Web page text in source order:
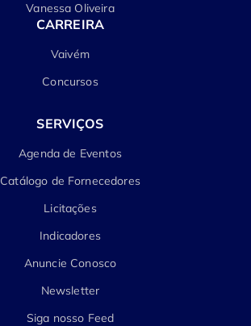
Vanessa Oliveira
CARREIRA
Vaivém
Concursos
SERVIÇOS
Agenda de Eventos
Catálogo de Fornecedores
Licitações
Indicadores
Anuncie Conosco
Newsletter
Siga nosso Feed